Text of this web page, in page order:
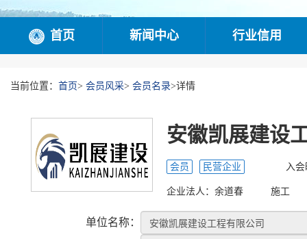
首页 新闻中心 行业信用
当前位置： 首页> 会员风采> 会员名录>详情
安徽凯展建设
会员 民营企业 入
企业法人： 余道春 施工
单位名称：